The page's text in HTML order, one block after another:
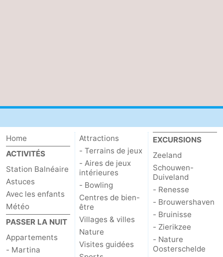
de
Mantelingen
Domburg
-
Westkapelle
-
Zoutelande
-
Nature
Walcherse
bos
-
Dishoek
Middelburg
Zeeuws-
Vlaanderen
Home
ACTIVITÉS
Station Balnéaire
Astuces
Avec les enfants
Météo
PASSER LA NUIT
Appartements
- Martina
Attractions
- Terrains de jeux
- Aires de jeux
intérieures
- Bowling
Centres de bien-
être
Villages & villes
Nature
Visites guidées
EXCURSIONS
Zeeland
Schouwen-
Duiveland
- Renesse
- Brouwershaven
- Bruinisse
- Zierikzee
- Nature
Oosterschelde